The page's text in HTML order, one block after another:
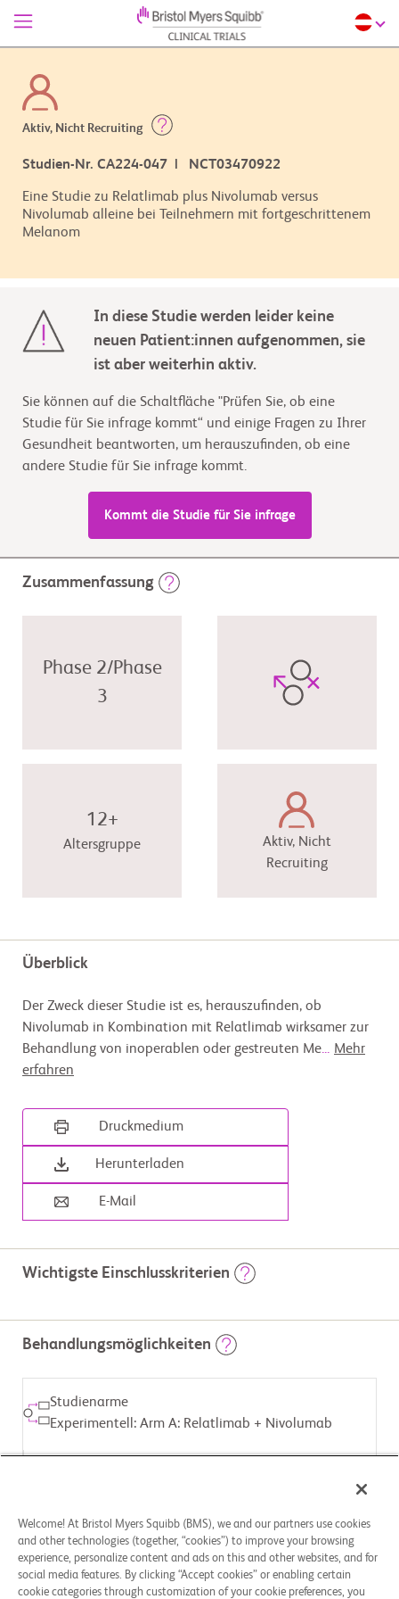
Aktiv, Nicht Recruiting
Studien-Nr. CA224-047 | NCT03470922
Eine Studie zu Relatlimab plus Nivolumab versus
Nivolumab alleine bei Teilnehmern mit fortgeschrittenem
Melanom
In diese Studie werden leider keine
neuen Patient:innen aufgenommen, sie
ist aber weiterhin aktiv.
Sie können auf die Schaltfläche "Prüfen Sie, ob eine
Studie für Sie infrage kommt“ und einige Fragen zu Ihrer
Gesundheit beantworten, um herauszufinden, ob eine
andere Studie für Sie infrage kommt.
Kommt die Studie für Sie infrage
Zusammenfassung
Phase 2/Phase
3
12+
Altersgruppe
Aktiv, Nicht
Recruiting
Überblick
Der Zweck dieser Studie ist es, herauszufinden, ob
Nivolumab in Kombination mit Relatlimab wirksamer zur
Behandlung von inoperablen oder gestreuten Me... Mehr
erfahren
Druckmedium
Herunterladen
E-Mail
Wichtigste Einschlusskriterien
Studien von Bristol Myers Squibb finden Sie unter
www.BMSStudyConnect.com
Einschlusskriterien:
Bei den Teilnehmern muss ein histologisch bestätigtes Melanom in
Stadium III (inoperabel) oder Stadium IV, gemäß AJCC-
Stadieneinteilung vorliegen
ein inoperables oder metastatisches Melanom durchlaufen haben
Teilnehmer dürfen keine aktiven Gehirn- oder leptomeningeale
Metastasen haben
Teilnehmer dürfen keine Augenmelanome haben
Teilnehmer dürfen keine aktive, bekannte oder vermutete
Autoimmunerkrankung haben.
Es können weitere im Prüfplan festgelegte Ein- und
Behandlungsmöglichkeiten
Studienarme
Experimentell: Arm A: Relatlimab + Nivolumab
Studienarme
Experimentell: Arm B: Nivolumab
Welcome! At Bristol Myers Squibb (BMS), we and our partners use cookies
and other technologies (together, “cookies”) to improve your browsing
experience, personalize content and ads on this and other websites, and for
social media features. By clicking “Accept cookies” or enabling certain
cookie categories through customization of your cookie preferences, you